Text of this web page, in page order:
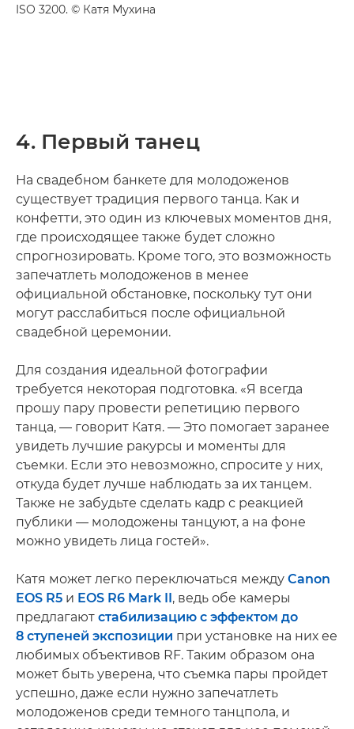
ISO 3200. © Катя Мухина
4. Первый танец
На свадебном банкете для молодоженов
существует традиция первого танца. Как и
конфетти, это один из ключевых моментов дня,
где происходящее также будет сложно
спрогнозировать. Кроме того, это возможность
запечатлеть молодоженов в менее
официальной обстановке, поскольку тут они
могут расслабиться после официальной
свадебной церемонии.
Для создания идеальной фотографии
требуется некоторая подготовка. «Я всегда
прошу пару провести репетицию первого
танца, — говорит Катя. — Это помогает заранее
увидеть лучшие ракурсы и моменты для
съемки. Если это невозможно, спросите у них,
откуда будет лучше наблюдать за их танцем.
Также не забудьте сделать кадр с реакцией
публики — молодожены танцуют, а на фоне
можно увидеть лица гостей».
Катя может легко переключаться между Canon
EOS R5 и EOS R6 Mark II, ведь обе камеры
предлагают стабилизацию с эффектом до
8 ступеней экспозиции при установке на них ее
любимых объективов RF. Таким образом она
может быть уверена, что съемка пары пройдет
успешно, даже если нужно запечатлеть
молодоженов среди темного танцпола, и